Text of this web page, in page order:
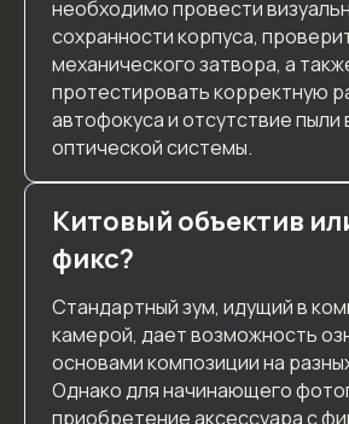
необходимо провести
сохранности корпуса,
механического затвора, а
протестировать корректную
автофокуса и отсутствие пыли
оптической системы.
Китовый объектив
фикс?
Стандартный зум, идущий в
камерой, дает возможность
основами композиции на
Однако для начинающего
приобретение аксессуара с